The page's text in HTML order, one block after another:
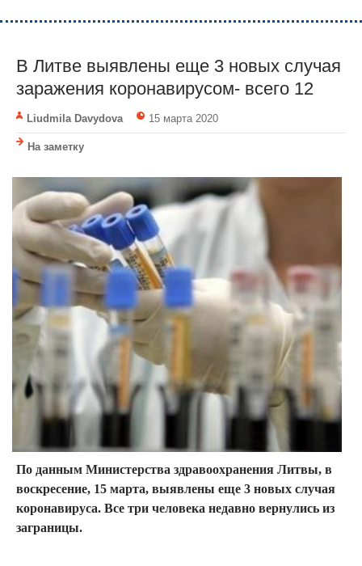
В Литве выявлены еще 3 новых случая
заражения коронавирусом- всего 12
Liudmila Davydova 15 марта 2020
На заметку
По данным Министерства здравоохранения Литвы, в
воскресение, 15 марта, выявлены еще 3 новых случая
коронавируса. Все три человека недавно вернулись из
заграницы.